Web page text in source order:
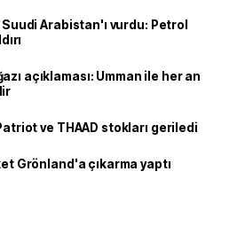
Arabistan'ı vurdu: Petrol
açıklaması: Umman ile her an
ve THAAD stokları geriledi
Grönland'a çıkarma yaptı